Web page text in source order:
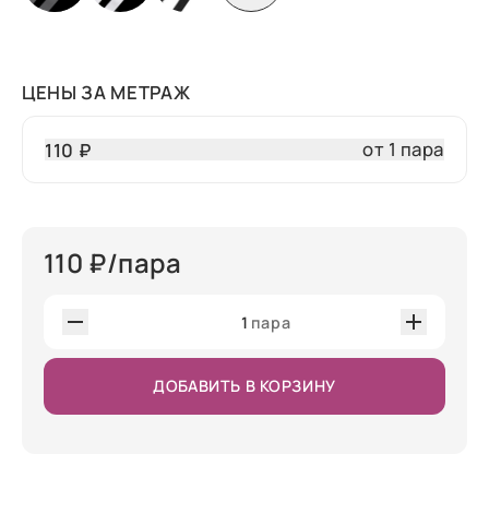
ЦЕНЫ ЗА МЕТРАЖ
110 ₽ от 1 пара
110 ₽/пара
1 пара
ДОБАВИТЬ В КОРЗИНУ